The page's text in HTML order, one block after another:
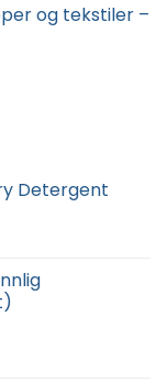
og tekstiler –
Detergent